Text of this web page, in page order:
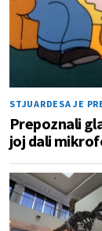
STJUARDESA JE
Prepoznali
joj dali